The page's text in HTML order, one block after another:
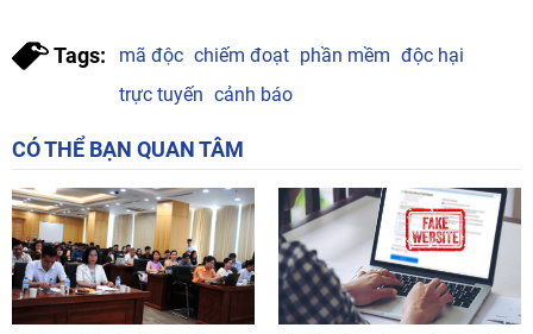
Tags: mã độc chiếm đoạt phần mềm độc hại
trực tuyến cảnh báo
CÓ THỂ BẠN QUAN TÂM